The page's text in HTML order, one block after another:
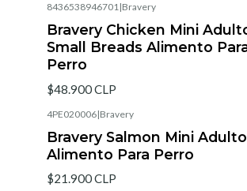
8436538946701|Bravery
Bravery Chicken Mini
Small Breads Alimento
Perro
$48.900 CLP
4PE020006|Bravery
Bravery Salmon Mini
Alimento Para Perro
$21.900 CLP